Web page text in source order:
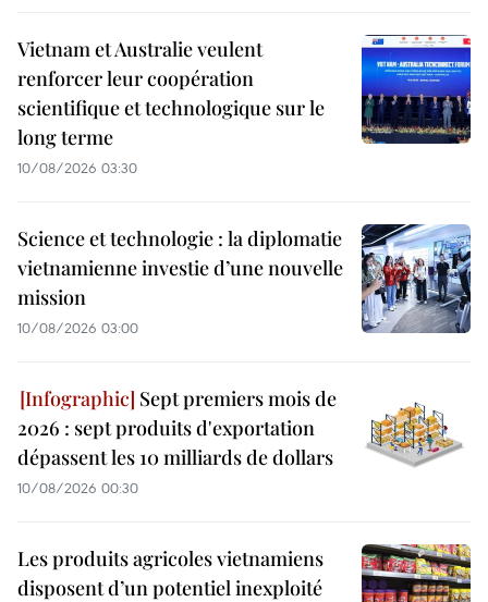
Vietnam et Australie veulent
renforcer leur coopération
scientifique et technologique sur le
long terme
10/08/2026 03:30
Science et technologie : la diplomatie
vietnamienne investie d’une nouvelle
mission
10/08/2026 03:00
Sept premiers mois de
2026 : sept produits d'exportation
dépassent les 10 milliards de dollars
10/08/2026 00:30
Les produits agricoles vietnamiens
disposent d’un potentiel inexploité